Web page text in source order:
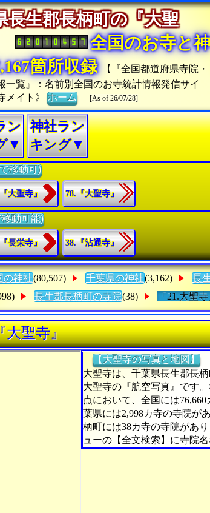
長生郡長柄町の『大聖
全国のお寺と神
箇所収録
【『全国都道府県寺院・
一覧』：名前別全国のお寺統計情報発信サイ
メイト》ホーム [As of 26/07/28]
ン
▼
神社ラン
キング▼
移動可)
大聖寺』 78.『大聖寺』
動可能)
長栄寺』 38.『沾通寺』
の神社(80,507) 千葉県の神社(3,162) 長
長生郡長柄町の寺院(38) 「21.大聖寺
大聖寺』
【大聖寺の写真と地図】
大聖寺は、千葉県長生郡長
大聖寺の『航空写真』です
点において、全国には
葉県には2,998カ寺の寺院が
柄町には38カ寺の寺院があ
ューの【全文検索】に寺院